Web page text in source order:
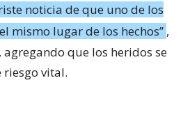
noticia de que uno de los
mismo lugar de los hechos” ,
que los heridos se
vital.